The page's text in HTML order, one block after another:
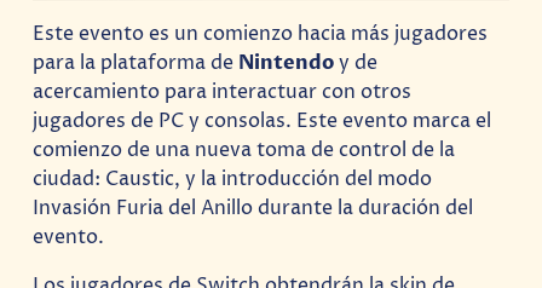
Este evento es un comienzo hacia más jugadores
para la plataforma de Nintendoy de
acercamiento para interactuar con otros
jugadores de PC y consolas. Este evento marca el
comienzo de una nueva toma de control de la
ciudad: Caustic, y la introducción del modo
Invasión Furia del Anillo durante la duración del
evento.